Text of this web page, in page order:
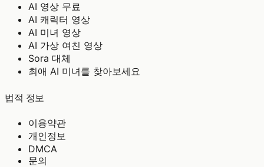
AI 영상 무료
AI 캐릭터 영상
AI 미녀 영상
AI 가상 여친 영상
Sora 대체
최애 AI 미녀를 찾아보세요
법적 정보
이용약관
개인정보
DMCA
문의